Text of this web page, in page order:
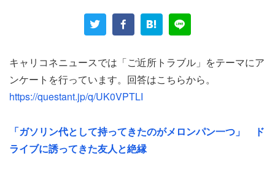
らして噴水状態になったこともあり、その時は警察を呼び
ましたが防犯カメラを設置していなかったので特定出来
ず」
特定はできなかったものの、一部始終を見ていたご近所さ
んが注意してくれた。女性自身も、蛇口を外して「いたず
キャリコネニュースでは「ご近所トラブル」をテーマにア
ンケートを行っています。回答はこちらから。
https://questant.jp/q/UK0VPTLI
「ガソリン代として持ってきたのがメロンパン一つ」 ド
ライブに誘ってきた友人と絶縁